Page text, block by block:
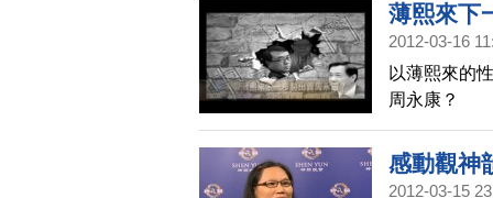
薄熙來下
2012-03-16
以薄熙來的
周永康？
感動觀神
2012-03-15